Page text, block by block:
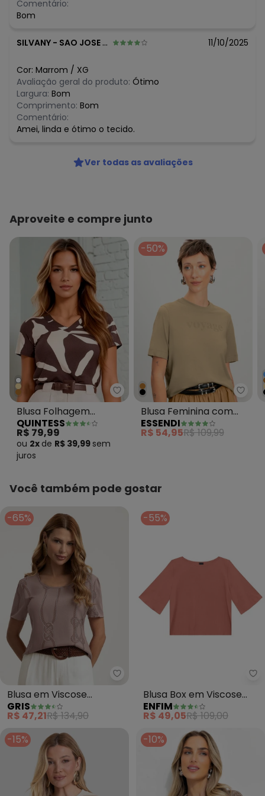
Comentário:
Bom
SILVANY - SAO JOSE DOS CAMPOS - SP 11/10/2025
Cor: Marrom / XG
Avaliação geral do produto: Ótimo
Largura: Bom
Comprimento: Bom
Comentário:
Amei, linda e ótimo o tecido.
Ver todas as avaliações
Aproveite e compre junto
Quintess - Blusa Folhagem
Blusa Folhagem
Orgânica em Malha de
Viscose Crep
QUINTESS
R$ 79,99
ou 2x de R$ 39,99 sem
juros
-50%
Blusa Feminina com
Strass Marrom
ESSENDI
R$ 54,95R$ 109,99
Você também pode gostar
-65%
Gris - Blusa em Viscose
Blusa em Viscose
(Marrom)
GRIS
R$ 47,21R$ 134,90
-55%
Blusa Box em Viscose
(Terracota)
ENFIM
R$ 49,05R$ 109,00
-15%
-10%